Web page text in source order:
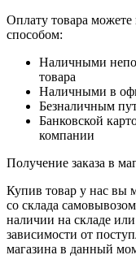
Оплату товара
способом:
Наличными
товара
Наличными в
Безналичным
Банковской
компании
Получение заказа в
Купив товар у нас вы
со склада
наличии на складе
зависимости от
магазина в данный